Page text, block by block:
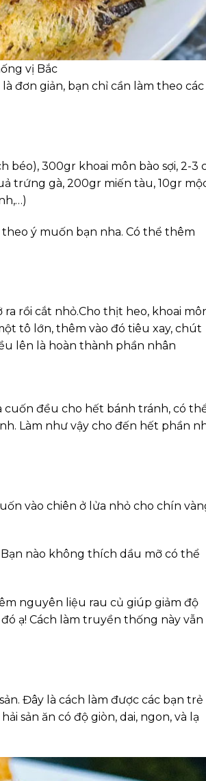
vị Bắc
đơn giản, bạn chỉ cần làm theo các
300gr khoai môn bào sợi, 2-3
trứng gà, 200gr miến tàu, 10gr
ý muốn bạn nha. Có thể thêm
rồi cắt nhỏ.Cho thịt heo, khoai
tô lớn, thêm vào đó tiêu xay, chút
lên là hoàn thành phần nhân
cuốn đều cho hết bánh tránh, có
Làm như vậy cho đến hết phần
vào chiên ở lửa nhỏ cho chín
nào không thích dầu mỡ có thể
nguyên liệu rau củ giúp giảm độ
ạ! Cách làm truyền thống này
Đây là cách làm được các bạn
sản ăn có độ giòn, dai, ngon, và lạ